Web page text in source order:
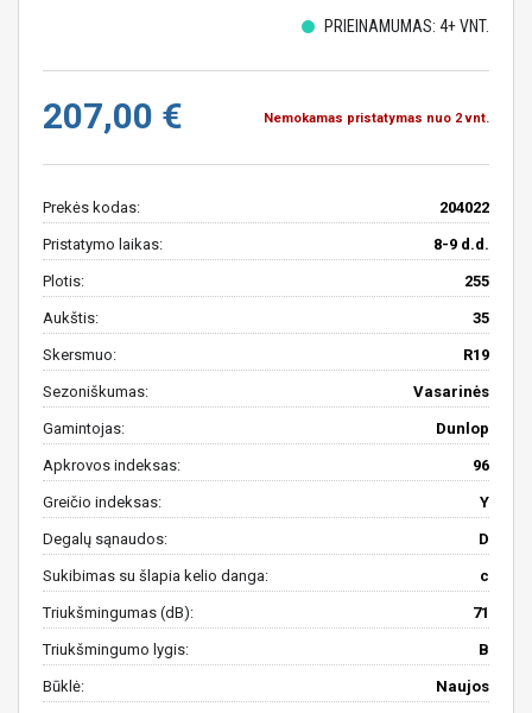
PRIEINAMUMAS: 4+ VNT.
207,00 € Nemokamas pristatymas nuo 2 vnt.
Prekės kodas: 204022
Pristatymo laikas: 8-9 d.d.
Plotis: 255
Aukštis: 35
Skersmuo: R19
Sezoniškumas: Vasarinės
Gamintojas: Dunlop
Apkrovos indeksas: 96
Greičio indeksas: Y
Degalų sąnaudos: D
Sukibimas su šlapia kelio danga: c
Triukšmingumas (dB): 71
Triukšmingumo lygis: B
Būklė: Naujos